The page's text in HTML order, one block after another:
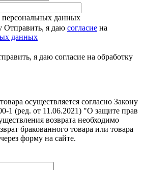
персональных данных
Отправить, я даю согласие на
данных
я даю согласие на обработку
осуществляется согласно Закону
1 (ред. от 11.06.2021) "О защите прав
возврата необходимо
бракованного товара или товара
форму на сайте.